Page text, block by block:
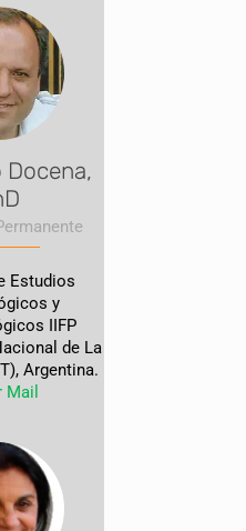
Docena,
Estudios
y
IIFP
de La
Argentina.
Mail